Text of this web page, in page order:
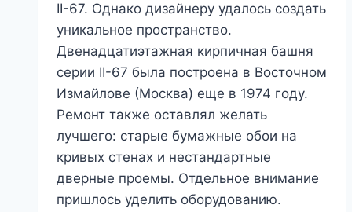
II-67. Однако дизайнеру удалось создать
уникальное пространство.
Двенадцатиэтажная кирпичная башня
серии II-67 была построена в Восточном
Измайлове (Москва) еще в 1974 году.
Ремонт также оставлял желать
лучшего: старые бумажные обои на
кривых стенах и нестандартные
дверные проемы. Отдельное внимание
пришлось уделить оборудованию.